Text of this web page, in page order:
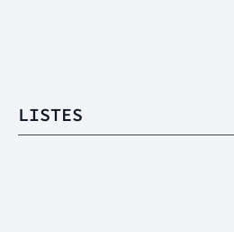
LISTES